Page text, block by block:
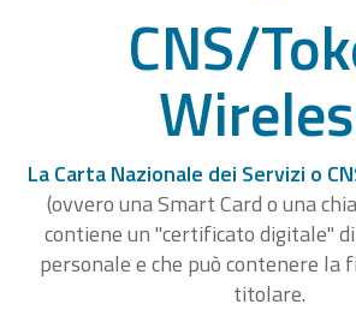
CNS/
La Carta Nazionale dei Servizi o
(ovvero una Smart Card o una
contiene un "certificato digitale"
personale e che può contenere la
titolare.